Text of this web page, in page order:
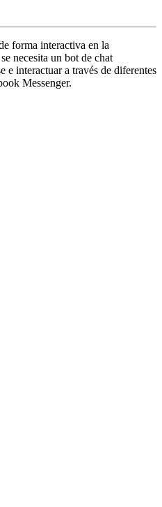
forma interactiva en la
necesita un bot de chat
e interactuar a través de diferentes
Messenger.